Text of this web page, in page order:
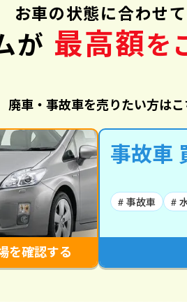
お車の状態に合わせて
が 最高額を
廃車・事故車を売りたい方はこ
を確認する
事故車
# 事故車 #